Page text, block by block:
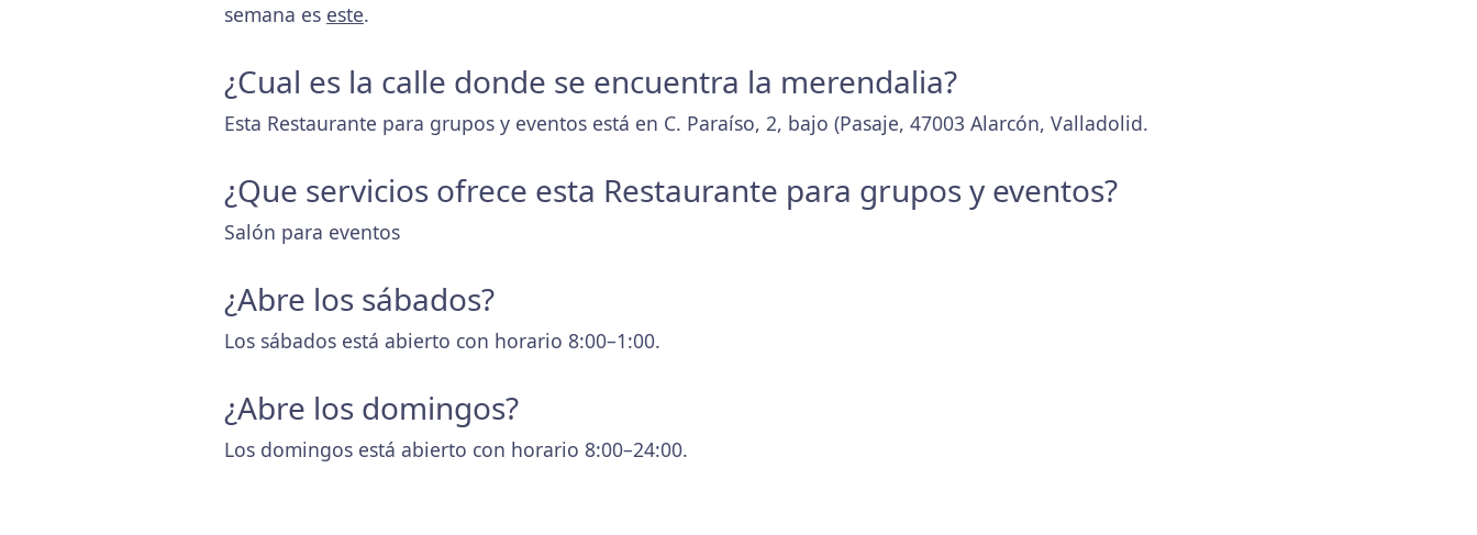
semana es este.
¿Cual es la calle donde se encuentra la merendalia?
Esta Restaurante para grupos y eventos está en C. Paraíso, 2, bajo (Pasaje, 47003 Alarcón, Valladolid.
¿Que servicios ofrece esta Restaurante para grupos y eventos?
Salón para eventos
¿Abre los sábados?
Los sábados está abierto con horario 8:00–1:00.
¿Abre los domingos?
Los domingos está abierto con horario 8:00–24:00.